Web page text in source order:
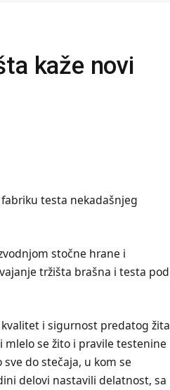
kaže novi
testa nekadašnjeg
stočne hrane i
tržišta brašna i testa pod
i sigurnost predatog žita
se žito i pravile testenine
do stečaja, u kom se
delovi nastavili delatnost, sa